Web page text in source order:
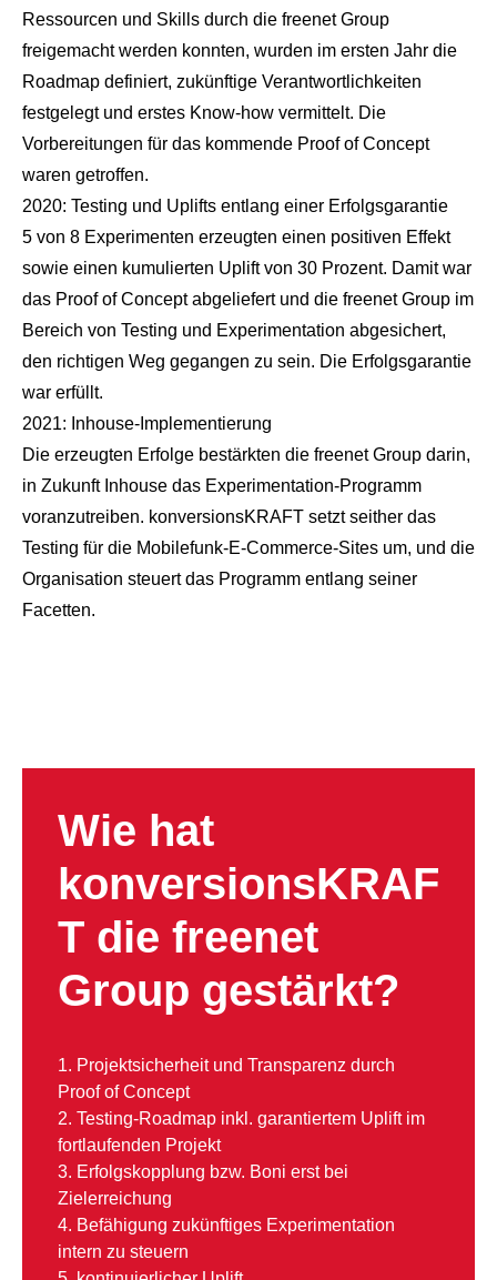
Ressourcen und Skills durch die freenet Group
freigemacht werden konnten, wurden im ersten Jahr die
Roadmap definiert, zukünftige Verantwortlichkeiten
festgelegt und erstes Know-how vermittelt. Die
Vorbereitungen für das kommende Proof of Concept
waren getroffen.
2020: Testing und Uplifts entlang einer Erfolgsgarantie
5 von 8 Experimenten erzeugten einen positiven Effekt
sowie einen kumulierten Uplift von 30 Prozent. Damit war
das Proof of Concept abgeliefert und die freenet Group im
Bereich von Testing und Experimentation abgesichert,
den richtigen Weg gegangen zu sein. Die Erfolgsgarantie
war erfüllt.
2021: Inhouse-Implementierung
Die erzeugten Erfolge bestärkten die freenet Group darin,
in Zukunft Inhouse das Experimentation-Programm
voranzutreiben. konversionsKRAFT setzt seither das
Testing für die Mobilefunk-E-Commerce-Sites um, und die
Organisation steuert das Programm entlang seiner
Facetten.
Wie hat
konversionsKRAF
T die freenet
Group gestärkt?
1. Projektsicherheit und Transparenz durch
Proof of Concept
2. Testing-Roadmap inkl. garantiertem Uplift im
fortlaufenden Projekt
3. Erfolgskopplung bzw. Boni erst bei
Zielerreichung
4. Befähigung zukünftiges Experimentation
intern zu steuern